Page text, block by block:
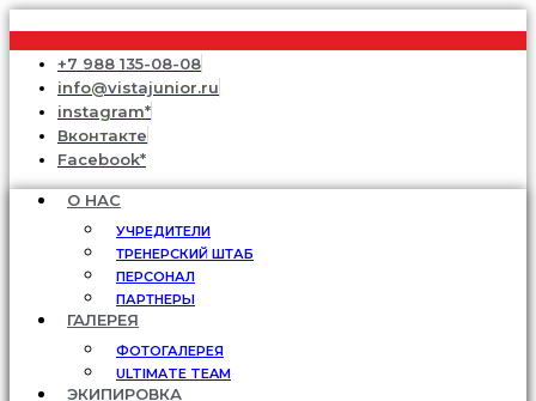
+7 988 135-08-08
info@vistajunior.ru
instagram*
Вконтакте
Facebook*
О НАС
УЧРЕДИТЕЛИ
ТРЕНЕРСКИЙ ШТАБ
ПЕРСОНАЛ
ПАРТНЕРЫ
ГАЛЕРЕЯ
ФОТОГАЛЕРЕЯ
ULTIMATE TEAM
ЭКИПИРОВКА